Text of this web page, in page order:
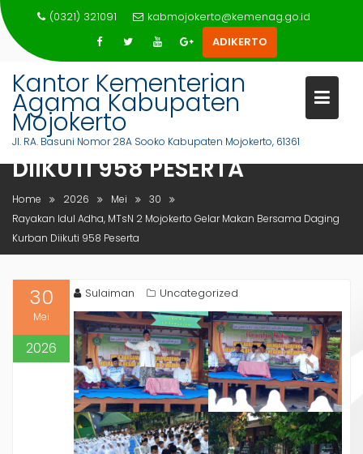
Skip
to
content
(0321) 321091
kabmojokerto@kemenag.go.id
ADIKERTO
Kantor Kementerian
Agama Kabupaten
Mojokerto
Jl. RA. Basuni Nomor 28A Sooko Kabupaten Mojokerto, 61361
RAYAKAN IDUL ADHA, MTSN 2
MOJOKERTO GELAR MAKAN
BERSAMA DAGING KURBAN
DIIKUTI 958 PESERTA
Home 2026 Mei
30
Rayakan Idul Adha, MTsN 2 Mojokerto Gelar Makan Bersama Daging
Kurban Diikuti 958 Peserta
30
Mei
2026
Sulaiman Uncategorized